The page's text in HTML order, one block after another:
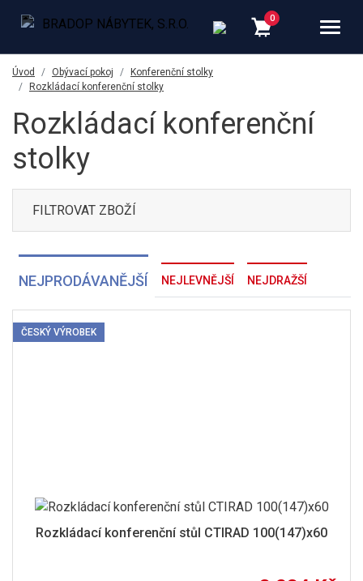
Úvod Obývací pokoj
Konferenční stolky
Rozkládací konferenční stolky
Rozkládací konferenční
stolky
FILTROVAT ZBOŽÍ
NEJPRODÁVANĚJŠÍ NEJLEVNĚJŠÍ NEJDRAŽŠÍ
Rozkládací konferenční stůl CTIRAD 100(147)x60
ČESKÝ VÝROBEK